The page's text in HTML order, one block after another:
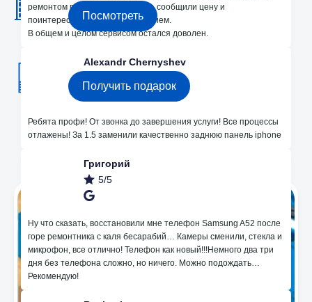
ремонтом провели диагностику, сообщили цену и
поинтересовались моим решением.
В общем и целом сервисом остался доволен.
Alexandr Chernyshev
Ребята профи! От звонка до завершения услуги! Все процессы
отлажены! За 1.5 заменили качественно заднюю панель iphone
Григорий
5/5
Ну что сказать, восстановили мне телефон Samsung A52 после
горе ремонтника с каля бесарабий… Камеры сменили, стекла и
микрофон, все отлично! Телефон как новый!!!Немного два три
дня без телефона сложно, но ничего. Можно подождать…
Рекомендую!
Посмотреть
Получите подарок 250 лей на ремонт!
Получить подарок
Мы в Instagram